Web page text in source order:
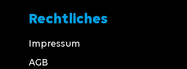
Rechtliches
Impressum
AGB